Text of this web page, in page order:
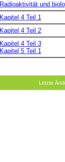
Radioaktivität und
Kapitel 4 Teil 1
Kapitel 4 Teil 2
Kapitel 4 Teil 3
Kapitel 5 Teil 1
Letzte